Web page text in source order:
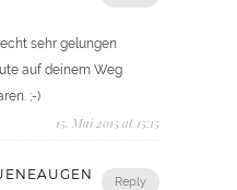
sehr gelungen
auf deinem Weg
;-)
15. Mai 2015 at 15:15
Reply